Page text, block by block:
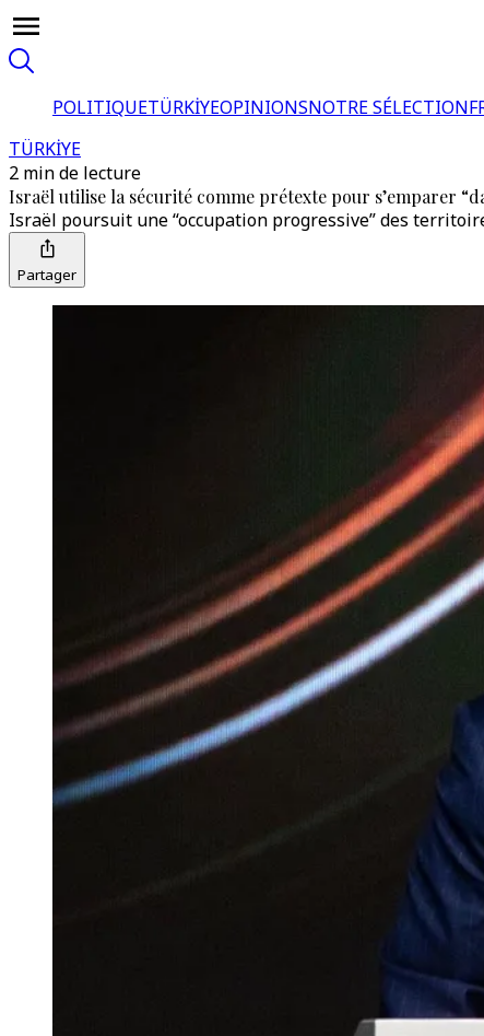
POLITIQUETÜRKİYEOPINIONSNOTRE SÉLECTION
TÜRKİYE
2 min de lecture
Israël utilise la sécurité comme prétexte pour s’emparer
Israël poursuit une “occupation progressive” des
Partager